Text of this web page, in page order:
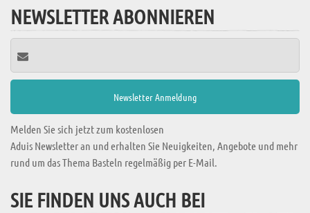
NEWSLETTER ABONNIEREN
Melden Sie sich jetzt zum kostenlosen
Aduis Newsletter an und erhalten Sie Neuigkeiten, Angebote und mehr
rund um das Thema Basteln regelmäßig per E-Mail.
SIE FINDEN UNS AUCH BEI